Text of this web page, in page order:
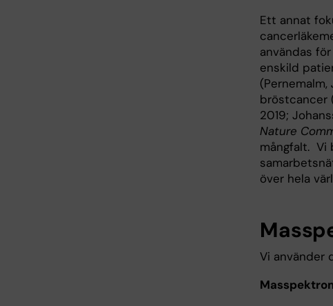
Ett annat
användas
enskild
(Pernemalm,
bröstcancer
2019;
Nature
mångfalt. Vi
över hela
Vi använder